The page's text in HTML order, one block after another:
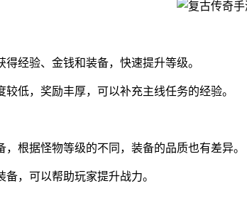
经验、金钱和装备，快速提升等级。
低，奖励丰厚，可以补充主线任务的经验。
根据怪物等级的不同，装备的品质也有差异。
，可以帮助玩家提升战力。